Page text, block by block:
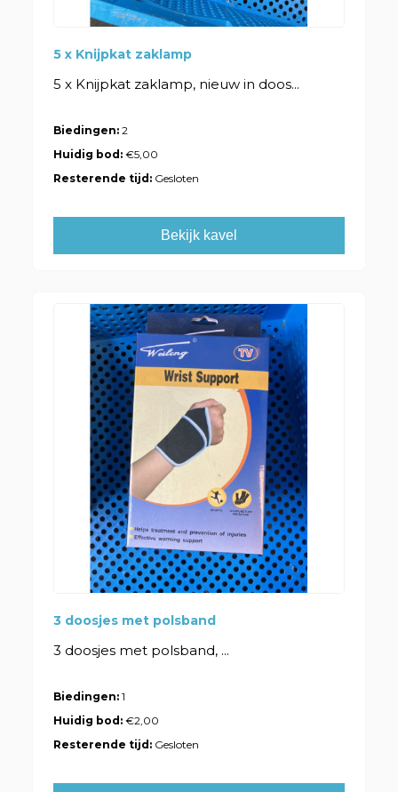
5 x Knijpkat zaklamp
5 x Knijpkat zaklamp, nieuw in doos...
Biedingen: 2
Huidig bod:€5,00
Resterende tijd: Gesloten
Bekijk kavel
3 doosjes met polsband
3 doosjes met polsband, ...
Biedingen: 1
Huidig bod:€2,00
Resterende tijd: Gesloten